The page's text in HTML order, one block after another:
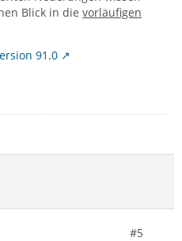
Blick in die vorläufigen
91.0
#5